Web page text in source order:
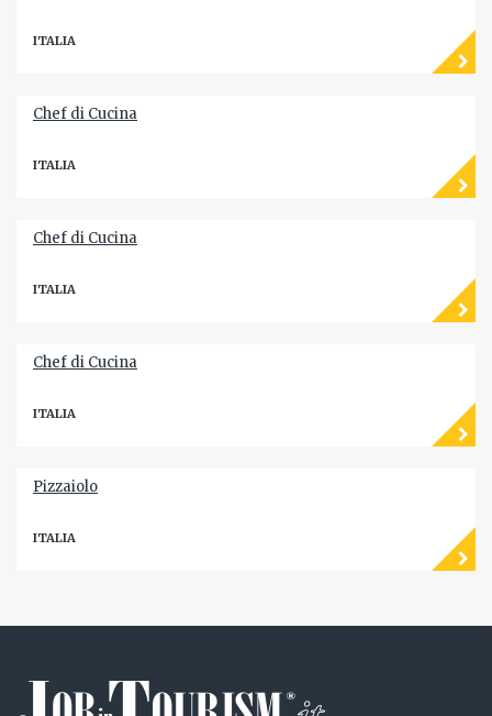
ITALIA
Chef di Cucina
ITALIA
Chef di Cucina
ITALIA
Chef di Cucina
ITALIA
Pizzaiolo
ITALIA